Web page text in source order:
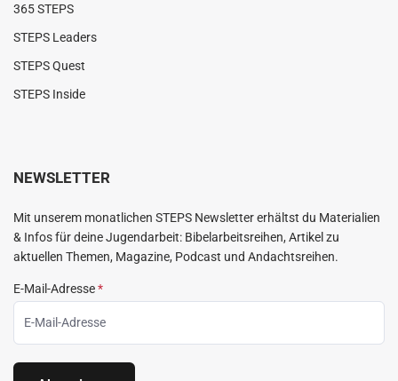
365 STEPS
STEPS Leaders
STEPS Quest
STEPS Inside
NEWSLETTER
Mit unserem monatlichen STEPS Newsletter erhältst du Materialien
& Infos für deine Jugendarbeit: Bibelarbeitsreihen, Artikel zu
aktuellen Themen, Magazine, Podcast und Andachtsreihen.
E-Mail-Adresse*